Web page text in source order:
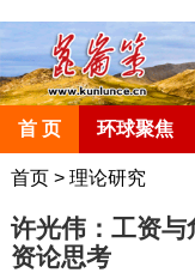
首 页 环球聚焦
首页> 理论研究
许光伟：工资
资论思考